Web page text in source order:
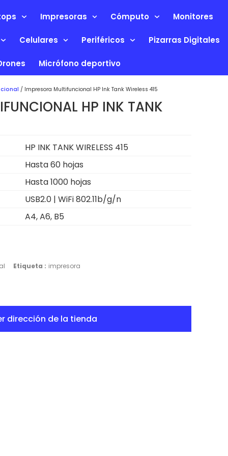
Impresoras Cómputo Monitores
Celulares Periféricos Pizarras Digitales
Micrófono deportivo
/ Impresora Multifuncional HP Ink Tank Wireless 415
HP INK TANK
HP INK TANK WIRELESS 415
Hasta 60 hojas
Hasta 1000 hojas
USB2.0 | WiFi 802.11b/g/n
A4, A6, B5
Etiqueta : impresora
dirección de la tienda